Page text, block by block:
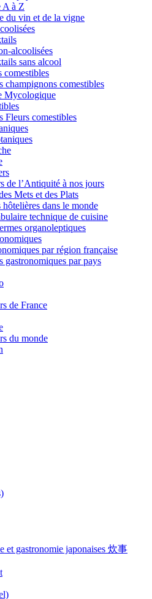
A à Z
du vin et de la vigne
alcoolisées
sans alcool
comestibles
champignons comestibles
Mycologique
Fleurs comestibles
de l’Antiquité à nos jours
Mets et des Plats
dans le monde
technique de cuisine
organoleptiques
par région française
gastronomiques par pays
de France
du monde
et gastronomie japonaises 炊事